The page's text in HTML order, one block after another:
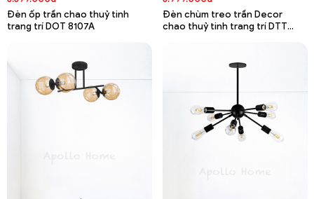
Đèn ốp trần chao thuỷ tinh
trang trí DOT 8107A
Đèn chùm treo trần Decor
chao thuỷ tinh trang trí DTT